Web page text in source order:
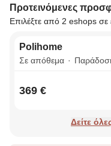
Προτεινόμενες
Επιλέξτε από 2 eshops
Polihome
Σε απόθεμα
369 €
Δείτε